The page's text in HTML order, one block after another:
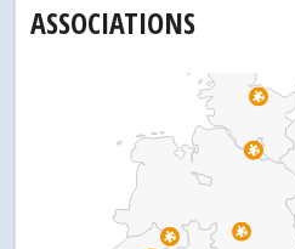
ASSOCIATIONS